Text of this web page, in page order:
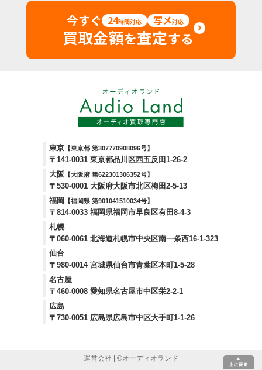
今すぐ 24時間対応 写メ対応
買取金額を査定する
東京 【東京都 第307770908096号】
〒141-0031 東京都品川区西五反田1-26-2
大阪
【大阪府 第622301306352号】
〒530-0001 大阪府大阪市北区梅田2-5-13
福岡
【福岡県 第901041510034号】
〒814-0033 福岡県福岡市早良区有田8-4-3
札幌
〒060-0061 北海道札幌市中央区南一条西16-1-323
仙台
〒980-0014 宮城県仙台市青葉区本町1-5-28
名古屋
〒460-0008 愛知県名古屋市中区栄2-2-1
広島
〒730-0051 広島県広島市中区大手町1-1-26
運営会社 | ©オーディオランド